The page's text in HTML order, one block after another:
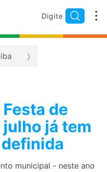
de
julho já tem
municipal - neste ano